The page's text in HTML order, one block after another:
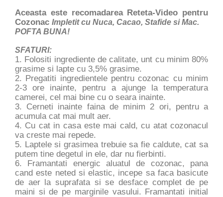
Aceasta este recomadarea Reteta-Video pentru
Cozonac Impletit cu Nuca, Cacao, Stafide si Mac.
POFTA BUNA!
SFATURI:
1. Folositi ingrediente de calitate, unt cu minim 80%
grasime si lapte cu 3,5% grasime.
2. Pregatiti ingredientele pentru cozonac cu minim
2-3 ore inainte, pentru a ajunge la temperatura
camerei, cel mai bine cu o seara inainte.
3. Cerneti inainte faina de minim 2 ori, pentru a
acumula cat mai mult aer.
4. Cu cat in casa este mai cald, cu atat cozonacul
va creste mai repede.
5. Laptele si grasimea trebuie sa fie caldute, cat sa
putem tine degetul in ele, dar nu fierbinti.
6. Framantati energic aluatul de cozonac, pana
cand este neted si elastic, incepe sa faca basicute
de aer la suprafata si se desface complet de pe
maini si de pe marginile vasului. Framantati initial